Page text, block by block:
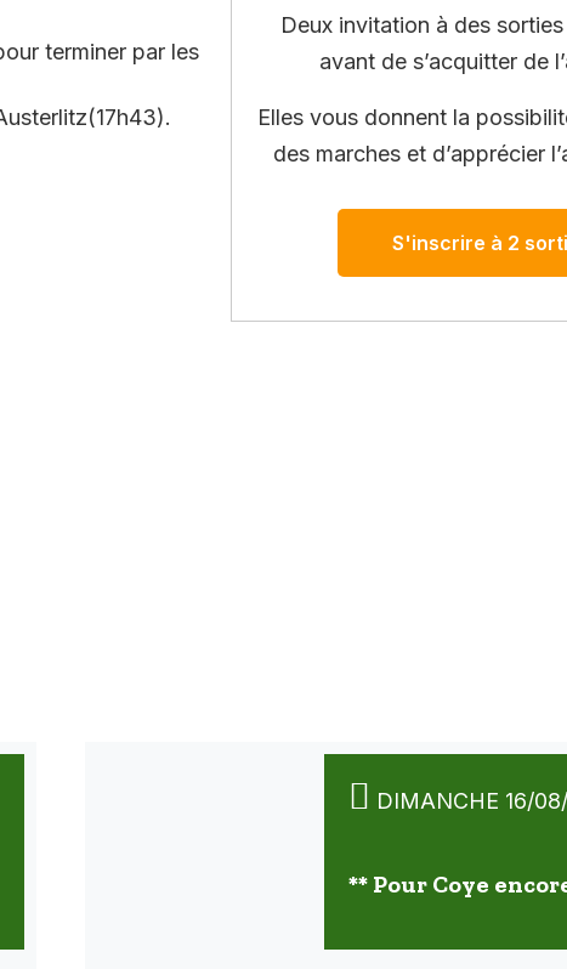
terminer par les
Deux invitation à des
avant de s’acquitter de
Elles vous donnent la
des marches et d’apprécier
S'inscrire à 2
DIMANCHE 16/
** Pour Coye